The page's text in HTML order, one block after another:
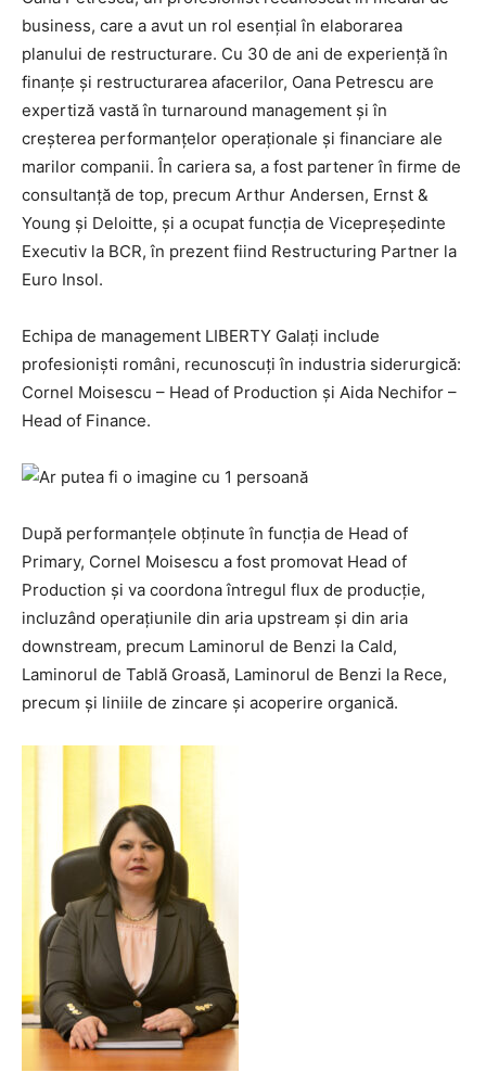
business, care a avut un rol esențial în elaborarea
planului de restructurare. Cu 30 de ani de experiență în
finanțe și restructurarea afacerilor, Oana Petrescu are
expertiză vastă în turnaround management și în
creșterea performanțelor operaționale și financiare ale
marilor companii. În cariera sa, a fost partener în firme de
consultanță de top, precum Arthur Andersen, Ernst &
Young și Deloitte, și a ocupat funcția de Vicepreședinte
Executiv la BCR, în prezent fiind Restructuring Partner la
Euro Insol.
Echipa de management LIBERTY Galați include
profesioniști români, recunoscuți în industria siderurgică:
Cornel Moisescu – Head of Production și Aida Nechifor –
Head of Finance.
După performanțele obținute în funcția de Head of
Primary, Cornel Moisescu a fost promovat Head of
Production și va coordona întregul flux de producție,
incluzând operațiunile din aria upstream și din aria
downstream, precum Laminorul de Benzi la Cald,
Laminorul de Tablă Groasă, Laminorul de Benzi la Rece,
precum și liniile de zincare și acoperire organică.